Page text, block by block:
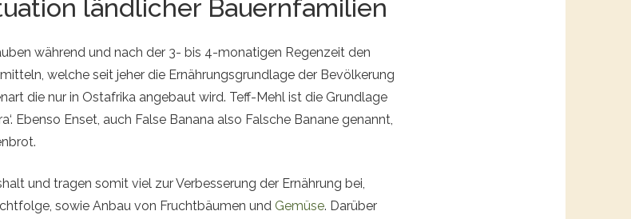
ländlicher Bauernfamilien
während und nach der 3- bis 4-monatigen Regenzeit den
welche seit jeher die Ernährungsgrundlage der Bevölkerung
die nur in Ostafrika angebaut wird. Teff-Mehl ist die Grundlage
Ebenso Enset, auch False Banana also Falsche Banane genannt,
und tragen somit viel zur Verbesserung der Ernährung bei,
sowie Anbau von Fruchtbäumen und Gemüse. Darüber